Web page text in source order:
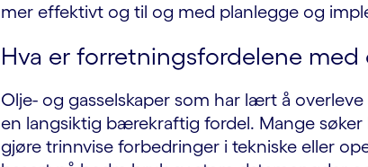
mer effektivt og til og med planlegge og
Hva er forretningsfordelene med
Olje- og gasselskaper som har lært å
en langsiktig bærekraftig fordel. Mange
gjøre trinnvise forbedringer i tekniske eller